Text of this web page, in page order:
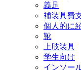
義足
補装具費
個人的に
靴
上肢装具
学生向け
インソー